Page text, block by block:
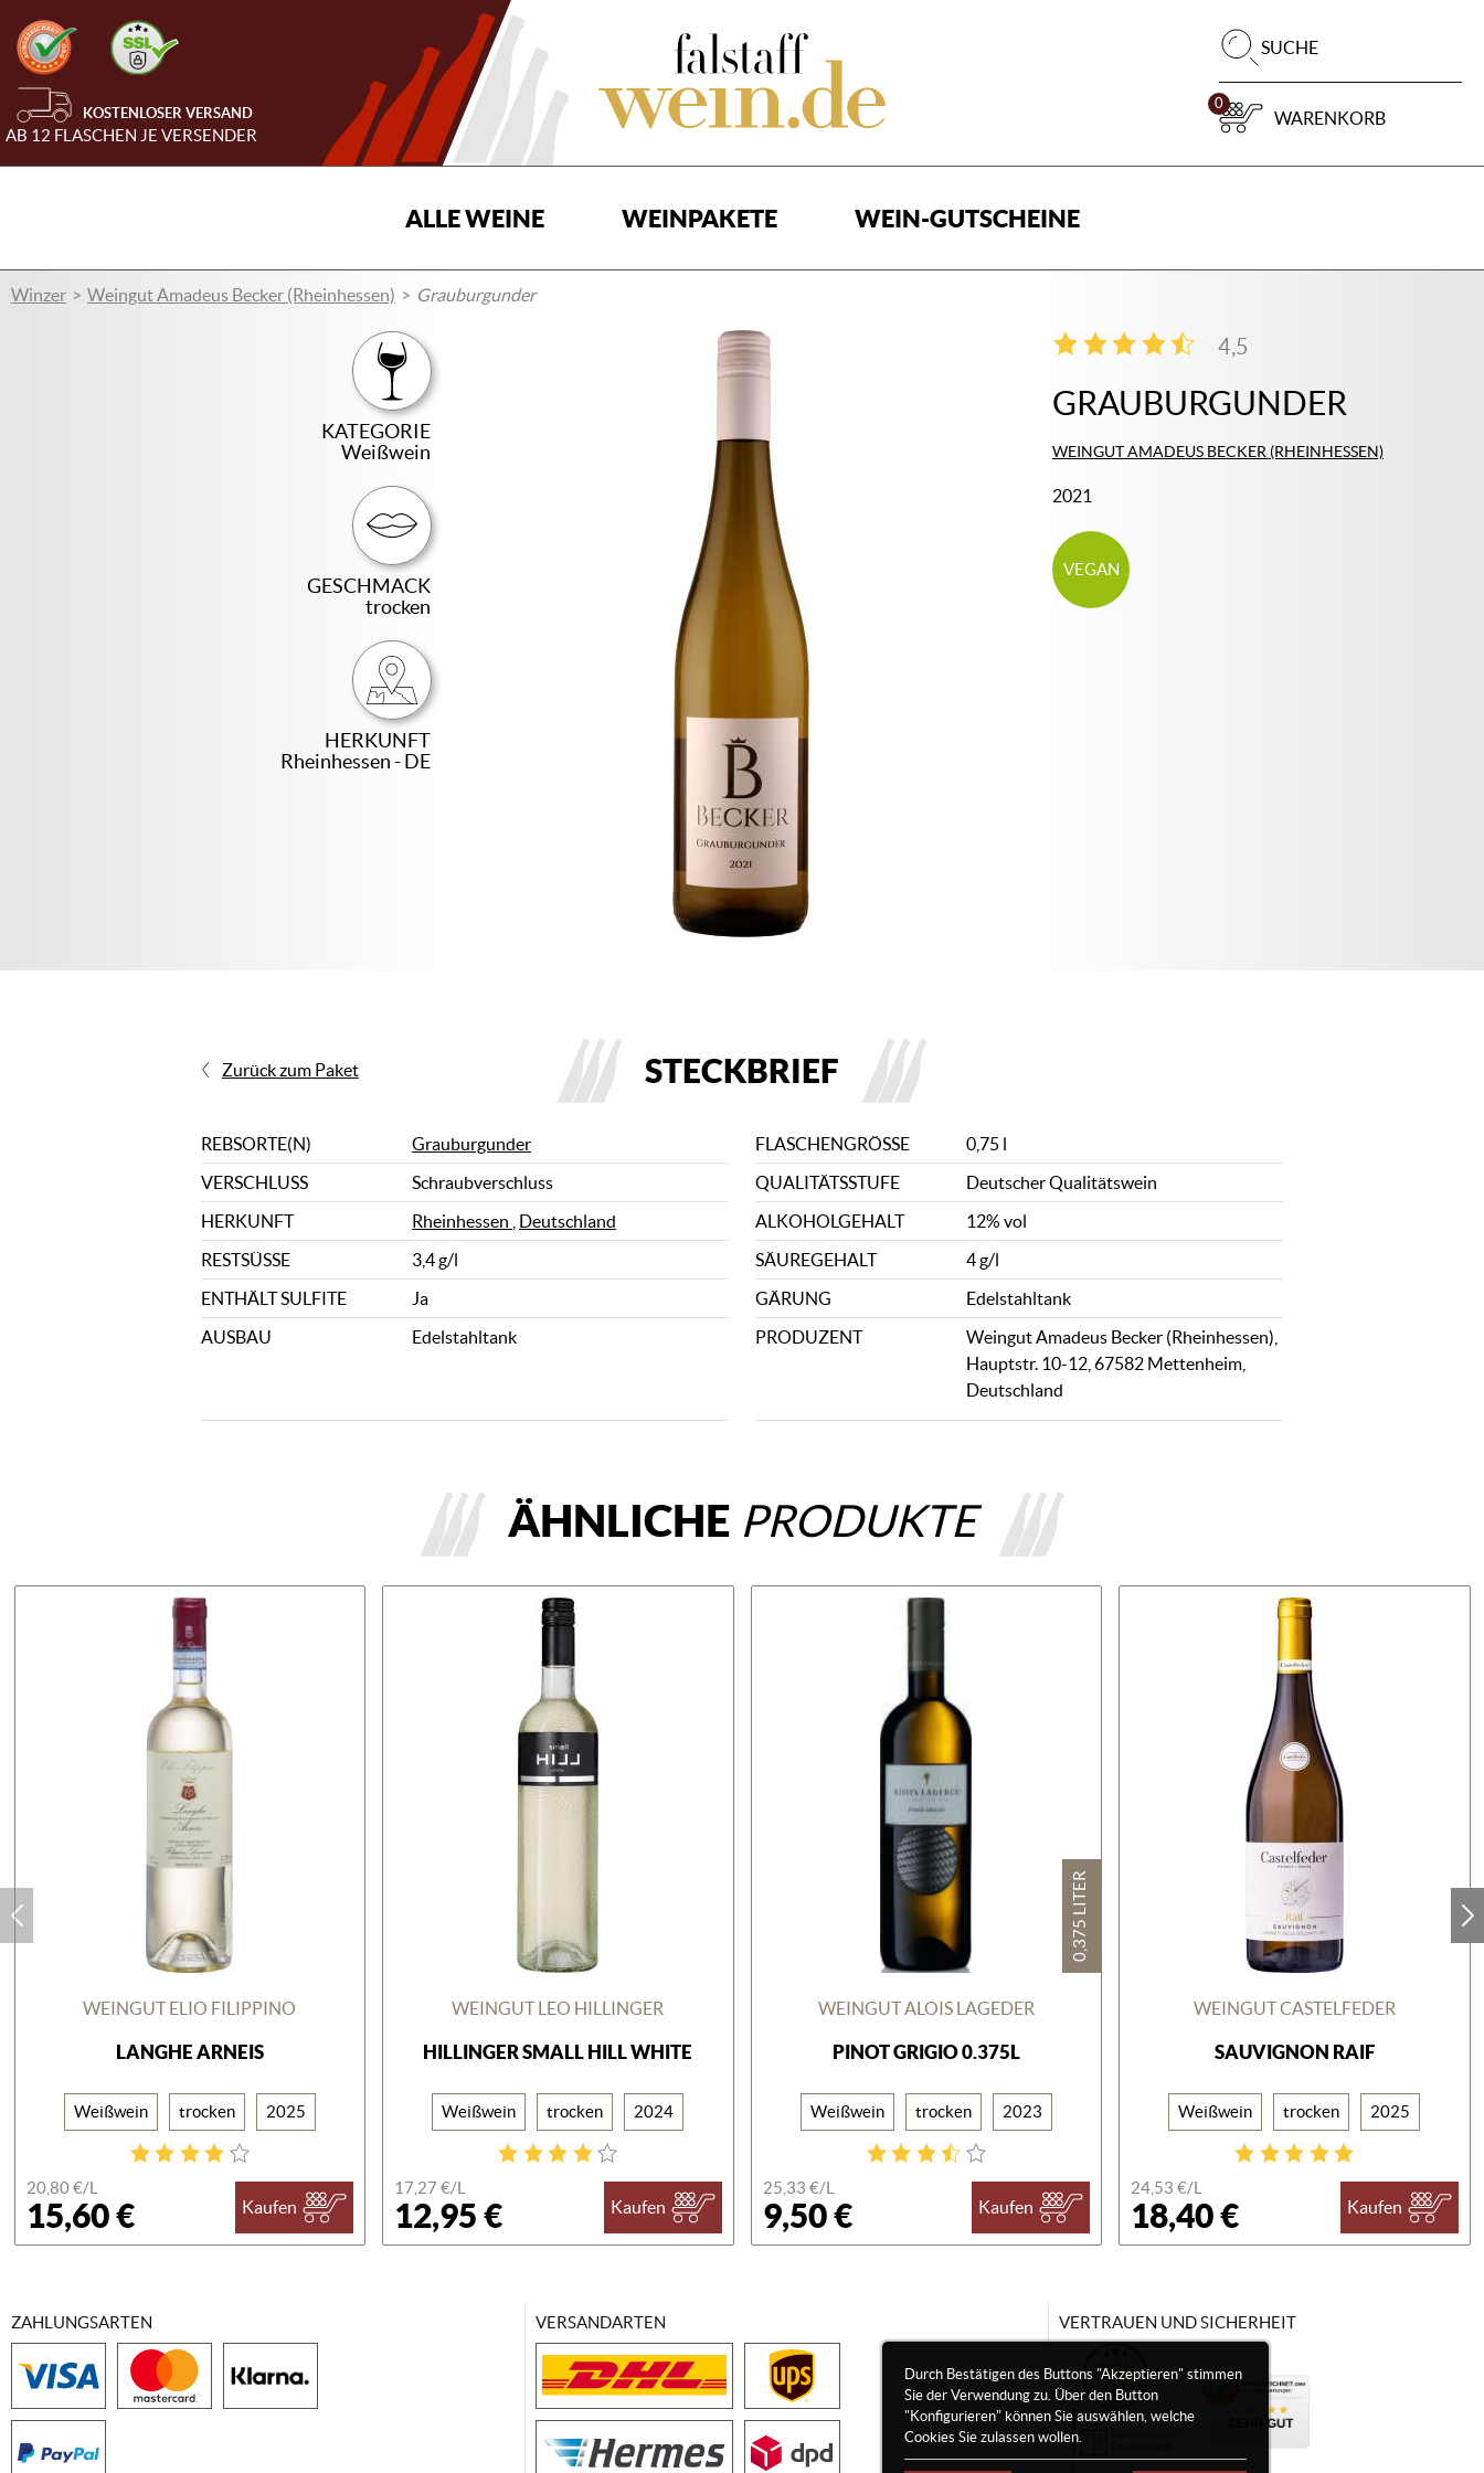
KOSTENLOSER VERSAND
AB 12 FLASCHEN JE VERSENDER
SUCHE
0
WARENKORB
ALLE WEINE WEINPAKETE WEIN-GUTSCHEINE
Winzer Weingut Amadeus Becker (Rheinhessen) Grauburgunder
KATEGORIE
Weißwein
GESCHMACK
trocken
HERKUNFT
Rheinhessen - DE
GRAUBURGUNDER
WEINGUT AMADEUS BECKER (RHEINHESSEN)
2021
4,5
2
VEGAN
STECKBRIEF
Zurück zum Paket
REBSORTE(N) Grauburgunder FLASCHENGRÖSSE
0,75 l
VERSCHLUSS
Schraubverschluss QUALITÄTSSTUFE
Deutscher Qualitätswein
HERKUNFT
Rheinhessen Deutschland ALKOHOLGEHALT
12% vol
RESTSÜSSE
3,4 g/l SÄUREGEHALT
4 g/l
ENTHÄLT SULFITE
Ja GÄRUNG
Edelstahltank
AUSBAU
Edelstahltank PRODUZENT
Weingut Amadeus Becker (Rheinhessen),
Hauptstr. 10-12, 67582 Mettenheim,
Deutschland
ÄHNLICHE PRODUKTE
WEINGUT ELIO FILIPPINO
LANGHE ARNEIS
Weißwein trocken 2025
20,80 €/L
15,60 € Kaufen
WEINGUT LEO HILLINGER
HILLINGER SMALL HILL WHITE
Weißwein trocken 2024
17,27 €/L
12,95 € Kaufen
0,375 LITER
WEINGUT ALOIS LAGEDER
PINOT GRIGIO 0.375L
Weißwein trocken 2023
25,33 €/L
9,50 € Kaufen
WEINGUT CASTELFEDER
SAUVIGNON RAIF
Weißwein trocken 2025
24,53 €/L
18,40 € Kaufen
Durch Bestätigen des Buttons "Akzeptieren" stimmen
Sie der Verwendung zu. Über den Button
"Konfigurieren" können Sie auswählen, welche
Cookies Sie zulassen wollen.
ZAHLUNGSARTEN VERSANDARTEN VERTRAUEN UND SICHERHEIT